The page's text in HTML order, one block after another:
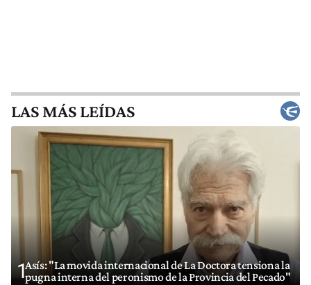
LAS MÁS LEÍDAS
1Asís: "La movida internacional de La Doctora tensiona la
pugna interna del peronismo de la Provincia del Pecado"